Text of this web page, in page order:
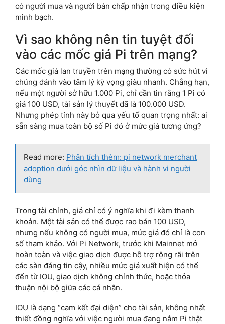
có người mua và người bán chấp nhận trong điều kiện
minh bạch.
Vì sao không nên tin tuyệt đối
vào các mốc giá Pi trên mạng?
Các mốc giá lan truyền trên mạng thường có sức hút vì
chúng đánh vào tâm lý kỳ vọng giàu nhanh. Chẳng hạn,
nếu một người sở hữu 1.000 Pi, chỉ cần tin rằng 1 Pi có
giá 100 USD, tài sản lý thuyết đã là 100.000 USD.
Nhưng phép tính này bỏ qua yếu tố quan trọng nhất: ai
sẵn sàng mua toàn bộ số Pi đó ở mức giá tương ứng?
Read more: Phân tích thêm: pi network merchant
adoption dưới góc nhìn dữ liệu và hành vi người
dùng
Trong tài chính, giá chỉ có ý nghĩa khi đi kèm thanh
khoản. Một tài sản có thể được rao bán 100 USD,
nhưng nếu không có người mua, mức giá đó chỉ là con
số tham khảo. Với Pi Network, trước khi Mainnet mở
hoàn toàn và việc giao dịch được hỗ trợ rộng rãi trên
các sàn đáng tin cậy, nhiều mức giá xuất hiện có thể
đến từ IOU, giao dịch không chính thức, hoặc thỏa
thuận nội bộ giữa các cá nhân.
IOU là dạng “cam kết đại diện” cho tài sản, không nhất
thiết đồng nghĩa với việc người mua đang nắm Pi thật